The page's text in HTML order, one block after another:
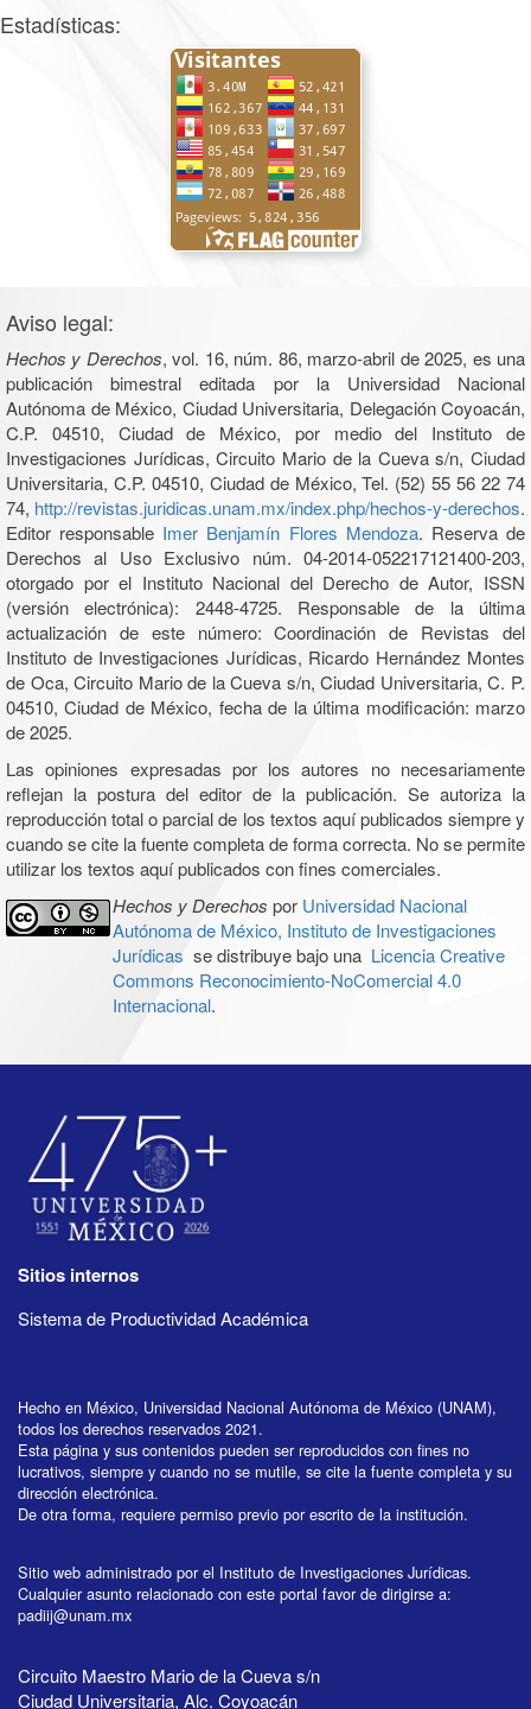
Estadísticas:
Aviso legal:
Hechos y Derechos, vol. 16, núm. 86, marzo-abril de 2025, es una
publicación bimestral editada por la Universidad Nacional
Autónoma de México, Ciudad Universitaria, Delegación Coyoacán,
C.P. 04510, Ciudad de México, por medio del Instituto de
Investigaciones Jurídicas, Circuito Mario de la Cueva s/n, Ciudad
Universitaria, C.P. 04510, Ciudad de México, Tel. (52) 55 56 22 74
74, http://revistas.juridicas.unam.mx/index.php/hechos-y-derechos.
Editor responsable Imer Benjamín Flores Mendoza. Reserva de
Derechos al Uso Exclusivo núm. 04-2014-052217121400-203,
otorgado por el Instituto Nacional del Derecho de Autor, ISSN
(versión electrónica): 2448-4725. Responsable de la última
actualización de este número: Coordinación de Revistas del
Instituto de Investigaciones Jurídicas, Ricardo Hernández Montes
de Oca, Circuito Mario de la Cueva s/n, Ciudad Universitaria, C. P.
04510, Ciudad de México, fecha de la última modificación: marzo
de 2025.
Las opiniones expresadas por los autores no necesariamente
reflejan la postura del editor de la publicación. Se autoriza la
reproducción total o parcial de los textos aquí publicados siempre y
cuando se cite la fuente completa de forma correcta. No se permite
utilizar los textos aquí publicados con fines comerciales.
Hechos y Derechos por Universidad Nacional
Autónoma de México, Instituto de Investigaciones
Jurídicas se distribuye bajo una Licencia Creative
Commons Reconocimiento-NoComercial 4.0
Internacional.
Sitios internos
Sistema de Productividad Académica
Hecho en México, Universidad Nacional Autónoma de México (UNAM),
todos los derechos reservados 2021.
Esta página y sus contenidos pueden ser reproducidos con fines no
lucrativos, siempre y cuando no se mutile, se cite la fuente completa y su
dirección electrónica.
De otra forma, requiere permiso previo por escrito de la institución.
Sitio web administrado por el Instituto de Investigaciones Jurídicas.
Cualquier asunto relacionado con este portal favor de dirigirse a:
padiij@unam.mx
Circuito Maestro Mario de la Cueva s/n
Ciudad Universitaria, Alc. Coyoacán